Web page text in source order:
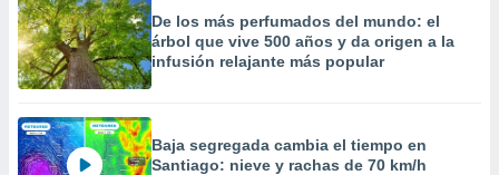
De los más perfumados del mundo: el
árbol que vive 500 años y da origen a la
infusión relajante más popular
Baja segregada cambia el tiempo en
Santiago: nieve y rachas de 70 km/h